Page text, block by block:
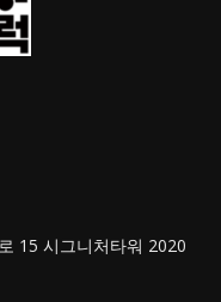
15 시그니처타워 2020